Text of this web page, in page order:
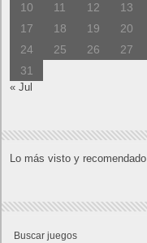
10
11 12 13
17
18 19 20
24
25 26 27
31
« Jul
Lo más visto y recomendado
Buscar juegos